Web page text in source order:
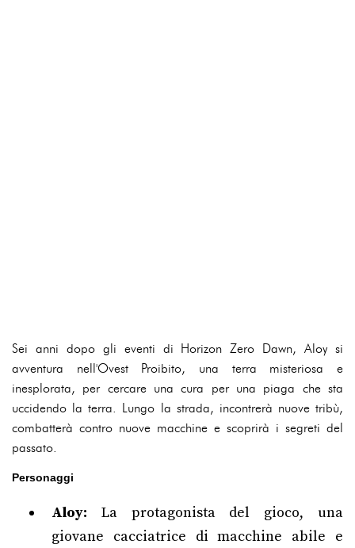
Sei anni dopo gli eventi di Horizon Zero Dawn, Aloy si
avventura nell'Ovest Proibito, una terra misteriosa e
inesplorata, per cercare una cura per una piaga che sta
uccidendo la terra. Lungo la strada, incontrerà nuove tribù,
combatterà contro nuove macchine e scoprirà i segreti del
passato.
Personaggi
Aloy: La protagonista del gioco, una
giovane cacciatrice di macchine abile e